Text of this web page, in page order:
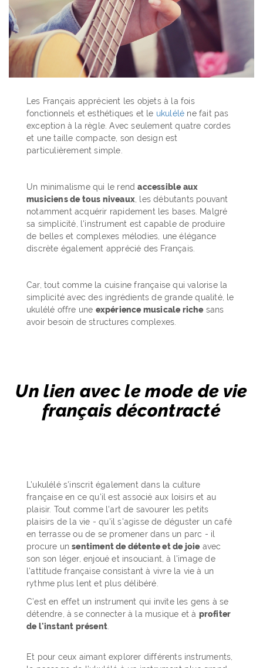
Les Français apprécient les objets à la fois
fonctionnels et esthétiques et le ukulélé ne fait pas
exception à la règle. Avec seulement quatre cordes
et une taille compacte, son design est
particulièrement simple.
Un minimalisme qui le rendaccessible aux
musiciens de tous niveaux, les débutants pouvant
notamment acquérir rapidement les bases. Malgré
sa simplicité, l'instrument est capable de produire
de belles et complexes mélodies, une élégance
discrète également apprécié des Français.
Car, tout comme la cuisine française qui valorise la
simplicité avec des ingrédients de grande qualité, le
ukulélé offre une expérience musicale richesans
avoir besoin de structures complexes.
Un lien avec le mode de vie
français décontracté
L'ukulélé s'inscrit également dans la culture
française en ce qu'il est associé aux loisirs et au
plaisir. Tout comme l'art de savourer les petits
plaisirs de la vie - qu'il s'agisse de déguster un café
en terrasse ou de se promener dans un parc - il
procure unsentiment de détente et de joieavec
son son léger, enjoué et insouciant, à l'image de
l'attitude française consistant à vivre la vie à un
rythme plus lent et plus délibéré.
C’est en effet un instrument qui invite les gens à se
détendre, à se connecter à la musique et à profiter
de l'instant présent.
Et pour ceux aimant explorer différents instruments,